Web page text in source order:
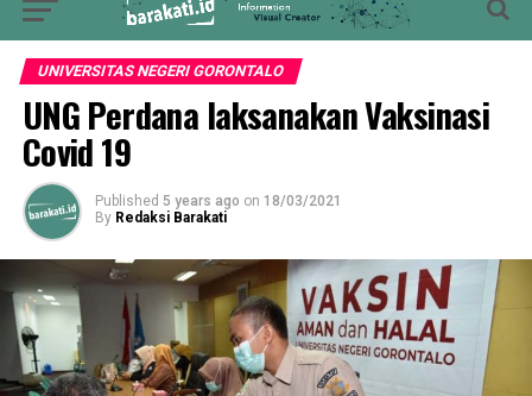
UNIVERSITAS NEGERI GORONTALO
UNG Perdana laksanakan Vaksinasi
Covid 19
Published 5 years ago on 18/03/2021
By Redaksi Barakati